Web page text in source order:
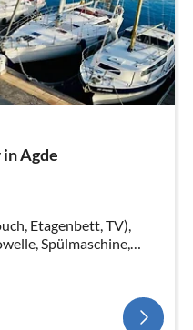
Agde
Etagenbett, TV),
Spülmaschine,